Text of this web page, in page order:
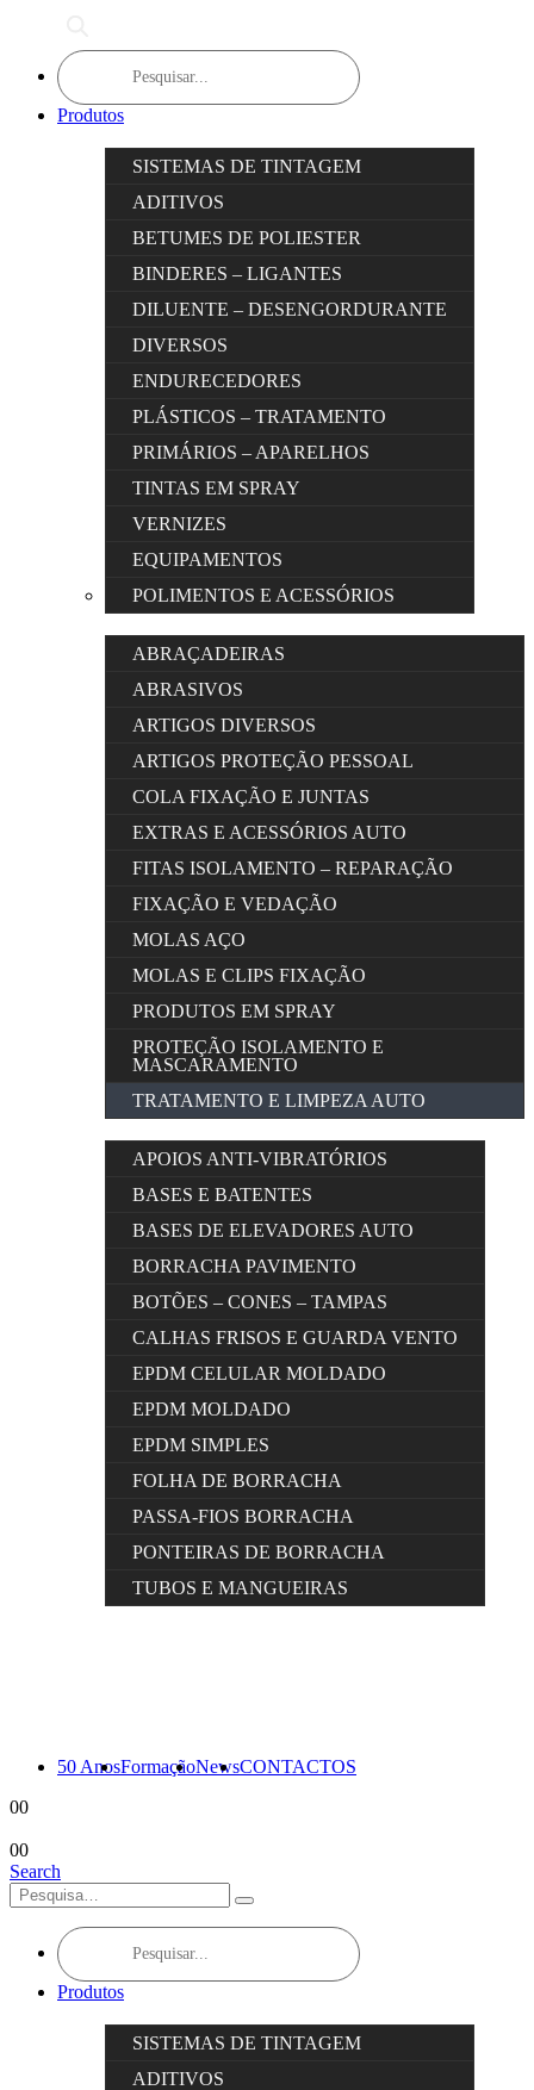
Products
search
Produtos
SISTEMAS DE TINTAGEM
ADITIVOS
BETUMES DE POLIESTER
BINDERES – LIGANTES
DILUENTE – DESENGORDURANTE
DIVERSOS
ENDURECEDORES
PLÁSTICOS – TRATAMENTO
PRIMÁRIOS – APARELHOS
TINTAS EM SPRAY
VERNIZES
EQUIPAMENTOS
POLIMENTOS E ACESSÓRIOS
ABRAÇADEIRAS
ABRASIVOS
ARTIGOS DIVERSOS
ARTIGOS PROTEÇÃO PESSOAL
COLA FIXAÇÃO E JUNTAS
EXTRAS E ACESSÓRIOS AUTO
FITAS ISOLAMENTO – REPARAÇÃO
FIXAÇÃO E VEDAÇÃO
MOLAS AÇO
MOLAS E CLIPS FIXAÇÃO
PRODUTOS EM SPRAY
PROTEÇÃO ISOLAMENTO E
MASCARAMENTO
TRATAMENTO E LIMPEZA AUTO
APOIOS ANTI-VIBRATÓRIOS
BASES E BATENTES
BASES DE ELEVADORES AUTO
BORRACHA PAVIMENTO
BOTÕES – CONES – TAMPAS
CALHAS FRISOS E GUARDA VENTO
EPDM CELULAR MOLDADO
EPDM MOLDADO
EPDM SIMPLES
FOLHA DE BORRACHA
PASSA-FIOS BORRACHA
PONTEIRAS DE BORRACHA
TUBOS E MANGUEIRAS
50 AnosFormaçãoNewsCONTACTOS
00
00
Search
Products
search
Produtos
SISTEMAS DE TINTAGEM
ADITIVOS